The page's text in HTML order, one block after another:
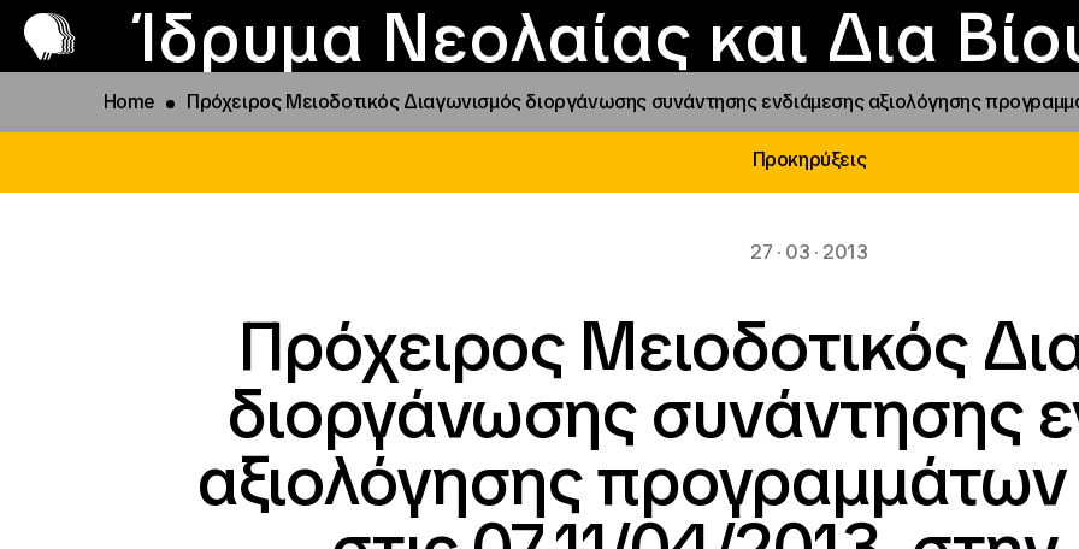
Ίδρυμα Νεολαίας και Δια
Το ΙΝΕΔΙΒΙΜ
Προγράμματα και
Φοιτητικές Εστίες
Παραχώρηση
Νέα
Επικοινωνία
Home Πρόχειρος Μειοδοτικός Διαγωνισμός διοργάνωσης συνάντησης ενδιάμεσης αξιολόγησης
Προκηρύξεις
27 · 03 · 2013
Πρόχειρος Μειοδοτικός
διοργάνωσης συνάντησης
αξιολόγησης